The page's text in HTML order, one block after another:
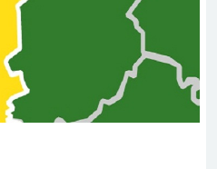
আন্তর্জাতিক মানের প্যারা
নিয়েছে সরকার
নদী দূষণ রোধে সমন্বিত